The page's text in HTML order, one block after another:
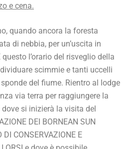
e cena.
quando ancora la foresta
di nebbia, per un’uscita in
l’orario del risveglio della
scimmie e tanti uccelli
del fiume. Rientro al lodge
via terra per raggiungere la
dove si inizierà la visita del
DEI BORNEAN SUN
CONSERVAZIONE E